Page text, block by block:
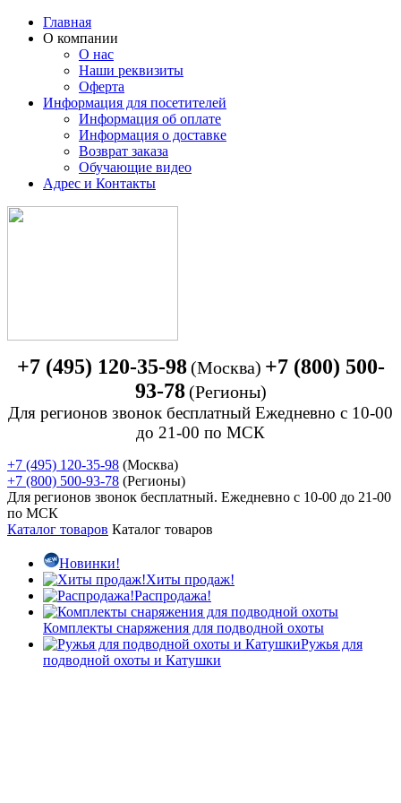
Главная
О компании
О нас
Наши реквизиты
Оферта
Информация для посетителей
Информация об оплате
Информация о доставке
Возврат заказа
Обучающие видео
Адрес и Контакты
+7 (495) 120-35-98 (Москва) +7 (800) 500-
93-78 (Регионы)
Для регионов звонок бесплатный Ежедневно с 10-00
до 21-00 по МСК
+7 (495) 120-35-98 (Москва)
+7 (800) 500-93-78 (Регионы)
Для регионов звонок бесплатный. Ежедневно с 10-00 до 21-00
по МСК
Каталог товаров Каталог товаров
Новинки!
Хиты продаж!
Распродажа!
Комплекты снаряжения для подводной охоты
Ружья для
подводной охоты и Катушки